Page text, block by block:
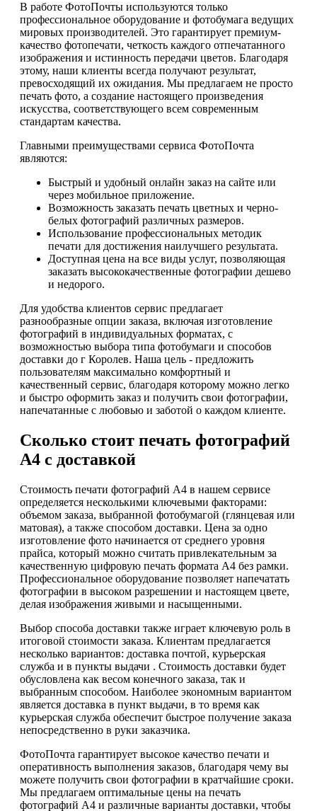
В работе ФотоПочты используются только
профессиональное оборудование и фотобумага ведущих
мировых производителей. Это гарантирует премиум-
качество фотопечати, четкость каждого отпечатанного
изображения и истинность передачи цветов. Благодаря
этому, наши клиенты всегда получают результат,
превосходящий их ожидания. Мы предлагаем не просто
печать фото, а создание настоящего произведения
искусства, соответствующего всем современным
стандартам качества.
Главными преимуществами сервиса ФотоПочта
являются:
Быстрый и удобный онлайн заказ на сайте или
через мобильное приложение.
Возможность заказать печать цветных и черно-
белых фотографий различных размеров.
Использование профессиональных методик
печати для достижения наилучшего результата.
Доступная цена на все виды услуг, позволяющая
заказать высококачественные фотографии дешево
и недорого.
Для удобства клиентов сервис предлагает
разнообразные опции заказа, включая изготовление
фотографий в индивидуальных форматах, с
возможностью выбора типа фотобумаги и способов
доставки до г Королев. Наша цель - предложить
пользователям максимально комфортный и
качественный сервис, благодаря которому можно легко
и быстро оформить заказ и получить свои фотографии,
напечатанные с любовью и заботой о каждом клиенте.
Сколько стоит печать фотографий
А4 с доставкой
Стоимость печати фотографий А4 в нашем сервисе
определяется несколькими ключевыми факторами:
объемом заказа, выбранной фотобумагой (глянцевая или
матовая), а также способом доставки. Цена за одно
изготовление фото начинается от среднего уровня
прайса, который можно считать привлекательным за
качественную цифровую печать формата А4 без рамки.
Профессиональное оборудование позволяет напечатать
фотографии в высоком разрешении и настоящем цвете,
делая изображения живыми и насыщенными.
Выбор способа доставки также играет ключевую роль в
итоговой стоимости заказа. Клиентам предлагается
несколько вариантов: доставка почтой, курьерская
служба и в пункты выдачи . Стоимость доставки будет
обусловлена как весом конечного заказа, так и
выбранным способом. Наиболее экономным вариантом
является доставка в пункт выдачи, в то время как
курьерская служба обеспечит быстрое получение заказа
непосредственно в руки заказчика.
ФотоПочта гарантирует высокое качество печати и
оперативность выполнения заказов, благодаря чему вы
можете получить свои фотографии в кратчайшие сроки.
Мы предлагаем оптимальные цены на печать
фотографий А4 и различные варианты доставки, чтобы